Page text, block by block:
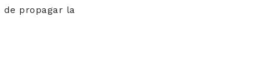
propagar la